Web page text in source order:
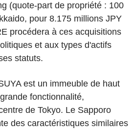
(quote-part de propriété : 100
pour 8.175 millions JPY
procédera à ces acquisitions
et aux types d'actifs
statuts.
est un immeuble de haut
fonctionnalité,
de Tokyo. Le Sapporo
des caractéristiques similaires